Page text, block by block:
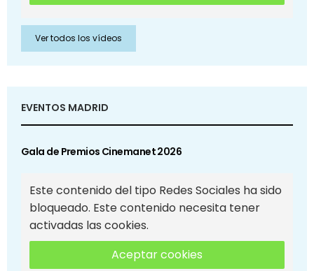
Ver todos los vídeos
EVENTOS MADRID
Gala de Premios Cinemanet 2026
Este contenido del tipo Redes Sociales ha sido
bloqueado. Este contenido necesita tener
activadas las cookies.
Aceptar cookies